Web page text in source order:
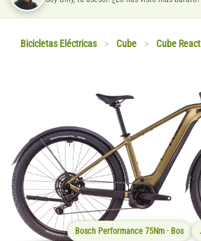
Bicicletas Eléctricas > Cube > Cube
Bosch Performance 75Nm · Bos